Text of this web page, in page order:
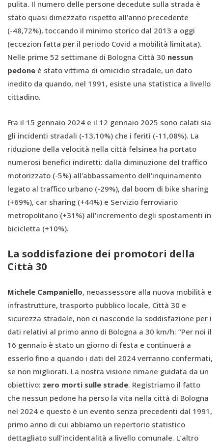
pulita. Il numero delle persone decedute sulla strada è
stato quasi dimezzato rispetto all'anno precedente
(-48,72%), toccando il minimo storico dal 2013 a oggi
(eccezion fatta per il periodo Covid a mobilità limitata).
Nelle prime 52 settimane di Bologna Città 30 nessun
pedone è stato vittima di omicidio stradale, un dato
inedito da quando, nel 1991, esiste una statistica a livello
cittadino.
Fra il 15 gennaio 2024 e il 12 gennaio 2025 sono calati sia
gli incidenti stradali (-13,10%) che i feriti (-11,08%). La
riduzione della velocità nella città felsinea ha portato
numerosi benefici indiretti: dalla diminuzione del traffico
motorizzato (-5%) all'abbassamento dell'inquinamento
legato al traffico urbano (-29%), dal boom di bike sharing
(+69%), car sharing (+44%) e Servizio ferroviario
metropolitano (+31%) all'incremento degli spostamenti in
bicicletta (+10%).
La soddisfazione dei promotori della
Città 30
Michele Campaniello, neoassessore alla nuova mobilità e
infrastrutture, trasporto pubblico locale, Città 30 e
sicurezza stradale, non ci nasconde la soddisfazione per i
dati relativi al primo anno di Bologna a 30 km/h: “Per noi il
16 gennaio è stato un giorno di festa e continuerà a
esserlo fino a quando i dati del 2024 verranno confermati,
se non migliorati. La nostra visione rimane guidata da un
obiettivo: zero morti sulle strade. Registriamo il fatto
che nessun pedone ha perso la vita nella città di Bologna
nel 2024 e questo è un evento senza precedenti dal 1991,
primo anno di cui abbiamo un repertorio statistico
dettagliato sull’incidentalità a livello comunale. L’altro